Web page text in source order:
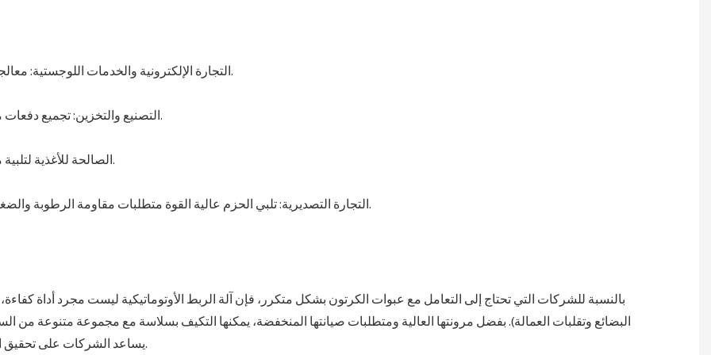
1. التجارة الإلكترونية والخدمات اللوجستية: معالجة آلاف الطلبات بسرعة يوميًا لضمان سلامة التسليم السريع.
2. التصنيع والتخزين: تجميع دفعات من الكراتين الجاهزة، المناسبة للتكامل مع أتمتة خط التجميع.
3. الغذاء والدواء: استخدم أشرطة PET الصالحة للأغذية لتلبية معايير النظافة والسلامة.
4. التجارة التصديرية: تلبي الحزم عالية القوة متطلبات مقاومة الرطوبة والضغط للنقل البحري / البري، مما يقلل من مطالبات تلف البضائع.
بالنسبة للشركات التي تحتاج إلى التعامل مع عبوات الكرتون بشكل متكرر، فإن آلة الربط الأوتوماتيكية ليست مجرد أداة
البضائع وتقلبات العمالة). بفضل مرونتها العالية ومتطلبات صيانتها المنخفضة، يمكنها التكيف بسلاسة مع مجموعة متنوعة من
يساعد الشركات على تحقيق التوحيد القياسي والترقيات الذكية في عمليات التعبئة والتغليف.